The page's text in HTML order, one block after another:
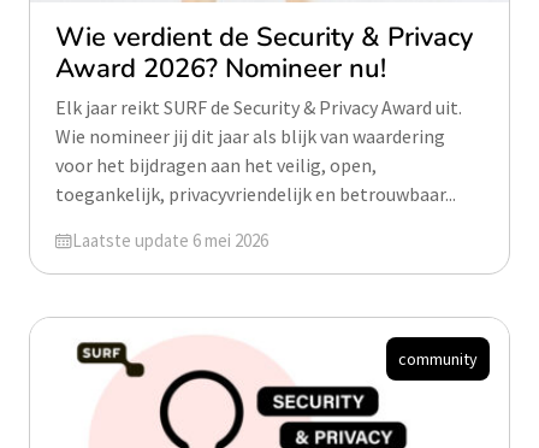
Wie verdient de Security & Privacy
Award 2026? Nomineer nu!
Elk jaar reikt SURF de Security & Privacy Award uit.
Wie nomineer jij dit jaar als blijk van waardering
voor het bijdragen aan het veilig, open,
toegankelijk, privacyvriendelijk en betrouwbaar...
Geüpdatet op
Laatste update 6 mei 2026
community